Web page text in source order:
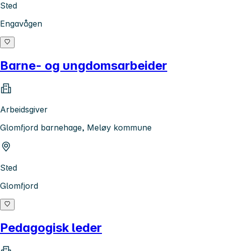
Sted
Engavågen
Barne- og ungdomsarbeider
Arbeidsgiver
Glomfjord barnehage, Meløy kommune
Sted
Glomfjord
Pedagogisk leder